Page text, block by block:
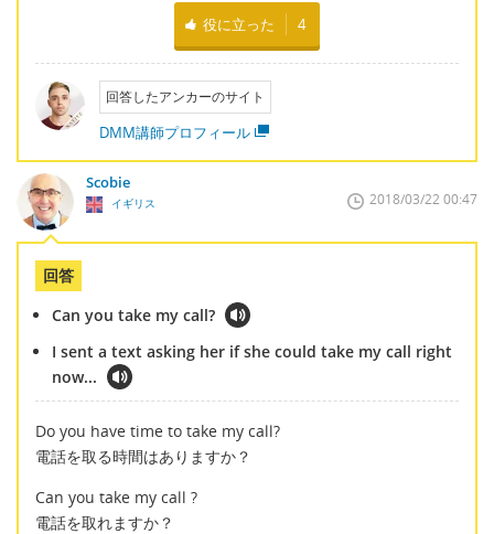
役に立った 4
回答したアンカーのサイト
DMM講師プロフィール
Scobie
イギリス 2018/03/22 00:47
回答
Can you take my call?
I sent a text asking her if she could take my call right
now...
Do you have time to take my call?
電話を取る時間はありますか？
Can you take my call ?
電話を取れますか？